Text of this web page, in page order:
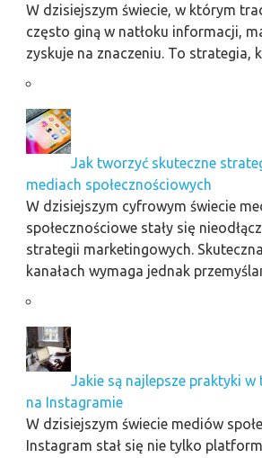
W dzisiejszym świecie, w którym
często giną w natłoku informacji,
zyskuje na znaczeniu. To strategia,
Jak tworzyć skuteczne
mediach społecznościowych
W dzisiejszym cyfrowym świecie
społecznościowe stały się
strategii marketingowych.
kanałach wymaga jednak
Jakie są najlepsze praktyki
na Instagramie
W dzisiejszym świecie mediów
Instagram stał się nie tylko